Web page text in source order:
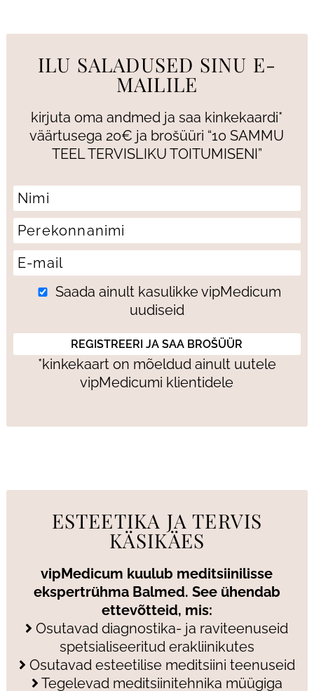
ILU SALADUSED SINU E-
MAILILE
kirjuta oma andmed ja saa kinkekaardi*
väärtusega 20€ ja brošüüri “10 SAMMU
TEEL TERVISLIKU TOITUMISENI”
Saada ainult kasulikke vipMedicum
uudiseid
*kinkekaart on mõeldud ainult uutele
vipMedicumi klientidele
ESTEETIKA JA TERVIS
KÄSIKÄES
vipMedicum kuulub meditsiinilisse
ekspertrühma Balmed. See ühendab
ettevõtteid, mis:
Osutavad diagnostika- ja raviteenuseid
spetsialiseeritud erakliinikutes
Osutavad esteetilise meditsiini teenuseid
Tegelevad meditsiinitehnika müügiga